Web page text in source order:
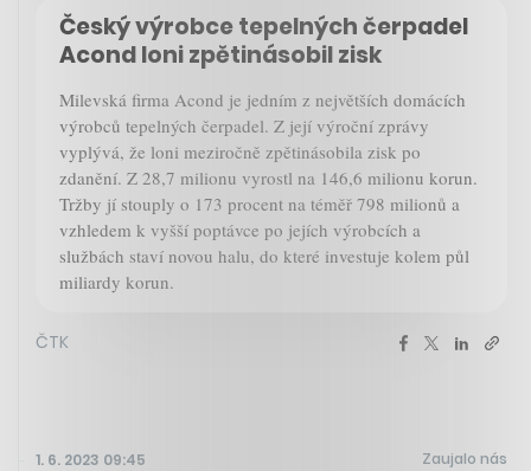
Český výrobce tepelných čerpadel
Acond loni zpětinásobil zisk
Milevská firma Acond je jedním z největších domácích
výrobců tepelných čerpadel. Z její výroční zprávy
vyplývá, že loni meziročně zpětinásobila zisk po
zdanění. Z 28,7 milionu vyrostl na 146,6 milionu korun.
Tržby jí stouply o 173 procent na téměř 798 milionů a
vzhledem k vyšší poptávce po jejích výrobcích a
službách staví novou halu, do které investuje kolem půl
miliardy korun.
ČTK
1. 6. 2023 09:45 Zaujalo nás